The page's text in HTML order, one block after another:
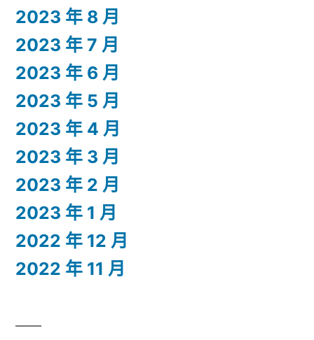
2023 年 8 月
2023 年 7 月
2023 年 6 月
2023 年 5 月
2023 年 4 月
2023 年 3 月
2023 年 2 月
2023 年 1 月
2022 年 12 月
2022 年 11 月